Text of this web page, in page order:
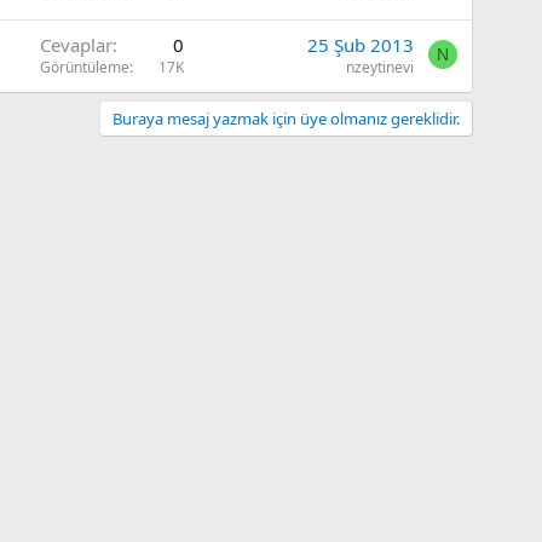
Cevaplar 0
Görüntüleme 17K
25 Şub 2013
nzeytinevi
N
Buraya mesaj yazmak için üye olmanız gereklidir.